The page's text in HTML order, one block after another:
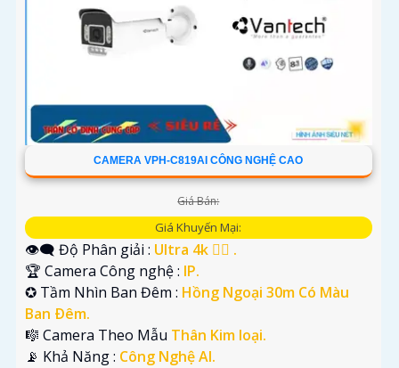
CAMERA VPH-C819AI CÔNG NGHỆ CAO
Giá Bán:
Giá Khuyến Mại:
👁️‍🗨 Độ Phân giải : Ultra 4k 👍🏾 .
🏆 Camera Công nghệ : IP.
✪ Tầm Nhìn Ban Đêm : Hồng Ngoại 30m Có Màu
Ban Ðêm.
🎼️ Camera Theo Mẫu Thân Kim loại.
️📡 Khả Năng : Công Nghệ AI.